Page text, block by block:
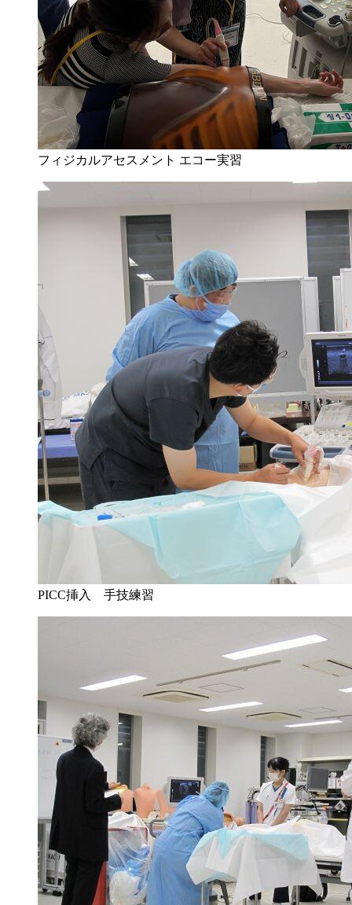
フィジカルアセスメント エコー実習
PICC挿入 手技練習